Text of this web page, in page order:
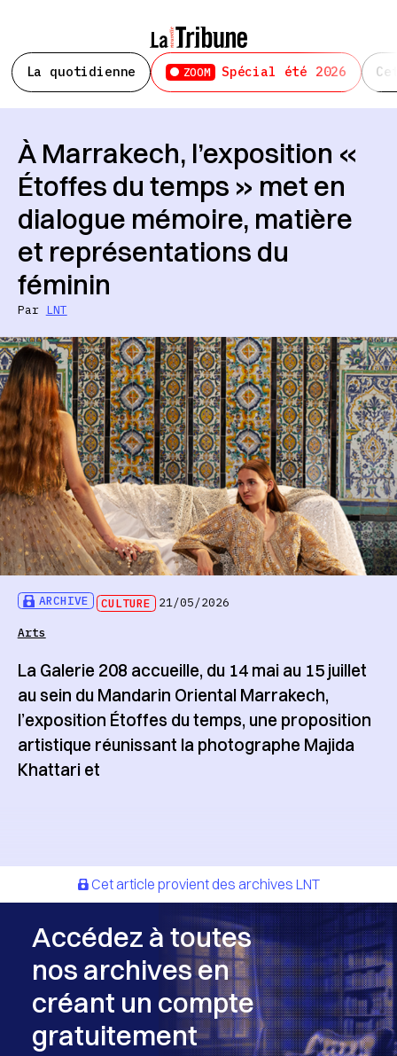
La quotidienne ZOOM Spécial été 2026
ARCHIVE CULTURE
21/05/2026
Arts
À Marrakech, l’exposition «
Étoffes du temps » met en
dialogue mémoire, matière
et représentations du
féminin
Par LNT
La Galerie 208 accueille, du 14 mai au 15 juillet
au sein du Mandarin Oriental Marrakech,
l’exposition Étoffes du temps, une proposition
artistique réunissant la photographe Majida
Khattari et
Cet article provient des archives LNT
Accédez à toutes
nos archives en
créant un compte
gratuitement